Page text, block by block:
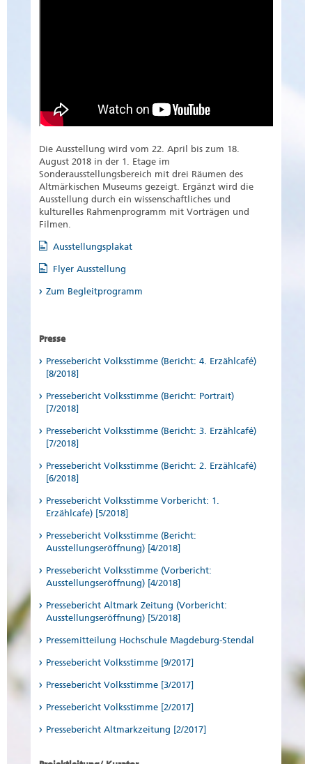
Die Ausstellung wird vom 22. April bis zum 18.
August 2018 in der 1. Etage im
Sonderausstellungsbereich mit drei Räumen des
Altmärkischen Museums gezeigt. Ergänzt wird die
Ausstellung durch ein wissenschaftliches und
kulturelles Rahmenprogramm mit Vorträgen und
Filmen.
Ausstellungsplakat
Flyer Ausstellung
Zum Begleitprogramm
Presse
Pressebericht Volksstimme (Bericht: 4. Erzählcafé)
[8/2018]
Pressebericht Volksstimme (Bericht: Portrait)
[7/2018]
Pressebericht Volksstimme (Bericht: 3. Erzählcafé)
[7/2018]
Pressebericht Volksstimme (Bericht: 2. Erzählcafé)
[6/2018]
Pressebericht Volksstimme Vorbericht: 1.
Erzählcafe) [5/2018]
Pressebericht Volksstimme (Bericht:
Ausstellungseröffnung) [4/2018]
Pressebericht Volksstimme (Vorbericht:
Ausstellungseröffnung) [4/2018]
Pressebericht Altmark Zeitung (Vorbericht:
Ausstellungseröffnung) [5/2018]
Pressemitteilung Hochschule Magdeburg-Stendal
Pressebericht Volksstimme [9/2017]
Pressebericht Volksstimme [3/2017]
Pressebericht Volksstimme [2/2017]
Pressebericht Altmarkzeitung [2/2017]